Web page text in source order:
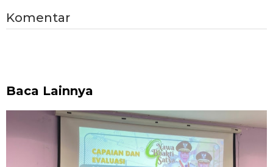
Komentar
Baca Lainnya